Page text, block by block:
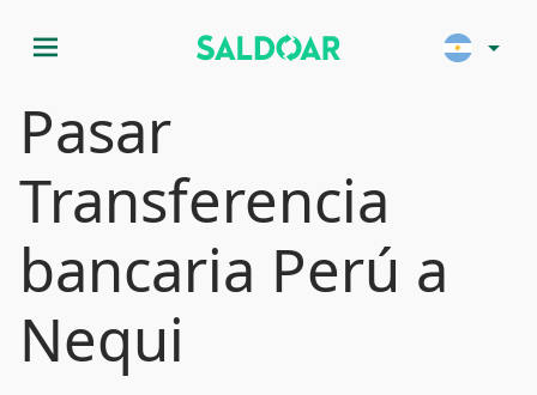
menu arrow_drop_down
Pasar
Transferencia
bancaria Perú a
Nequi